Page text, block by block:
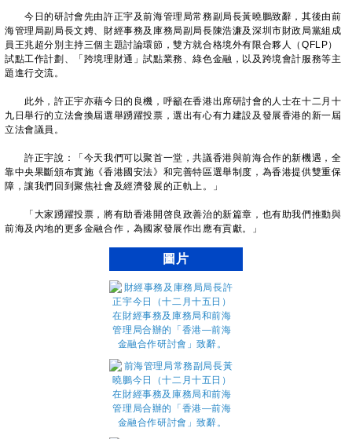
今日的研討會先由許正宇及前海管理局常務副局長黃曉鵬致辭，其後由前
海管理局副局長文娉、財經事務及庫務局副局長陳浩濂及深圳市財政局黨組成
員王兆超分別主持三個主題討論環節，雙方就合格境外有限合夥人（QFLP）
試點工作計劃、「跨境理財通」試點業務、綠色金融，以及跨境會計服務等主
題進行交流。
此外，許正宇亦藉今日的良機，呼籲在香港出席研討會的人士在十二月十
九日舉行的立法會換屆選舉踴躍投票，選出有心有力建設及發展香港的新一屆
立法會議員。
許正宇說：「今天我們可以聚首一堂，共議香港與前海合作的新機遇，全
靠中央果斷頒布實施《香港國安法》和完善特區選舉制度，為香港提供雙重保
障，讓我們回到聚焦社會及經濟發展的正軌上。」
「大家踴躍投票，將有助香港開啓良政善治的新篇章，也有助我們推動與
前海及內地的更多金融合作，為國家發展作出應有貢獻。」
圖片